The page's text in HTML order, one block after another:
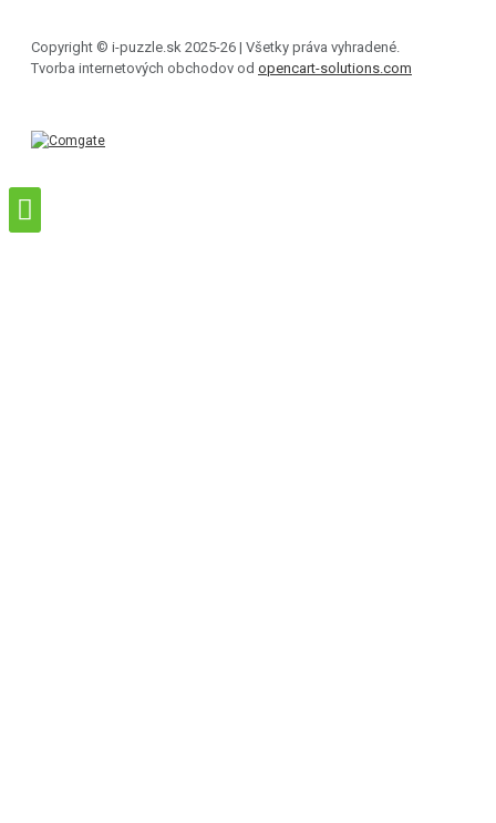
Copyright © i-puzzle.sk 2025-26 | Všetky práva vyhradené.
Tvorba internetových obchodov od opencart-solutions.com